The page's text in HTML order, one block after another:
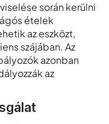
során kerülni
ételek
az eszközt,
szájában. Az
azonban
az